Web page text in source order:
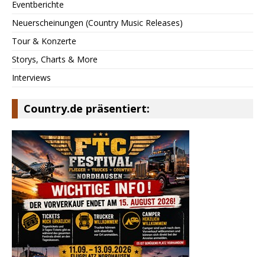
Eventberichte
Neuerscheinungen (Country Music Releases)
Tour & Konzerte
Storys, Charts & More
Interviews
Country.de präsentiert: